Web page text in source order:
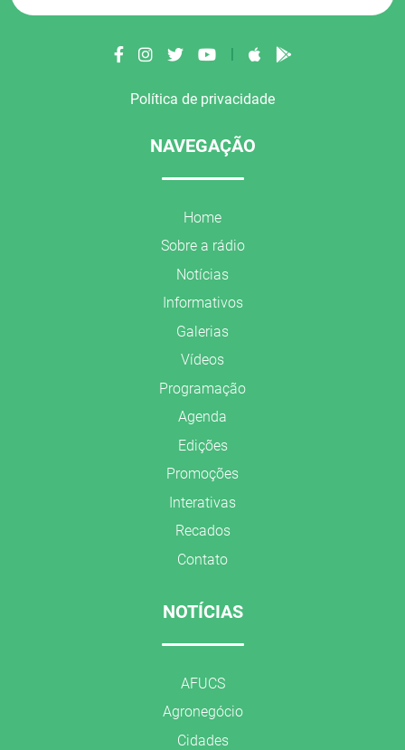
|
Política de privacidade
NAVEGAÇÃO
Home
Sobre a rádio
Notícias
Informativos
Galerias
Vídeos
Programação
Agenda
Edições
Promoções
Interativas
Recados
Contato
NOTÍCIAS
AFUCS
Agronegócio
Cidades